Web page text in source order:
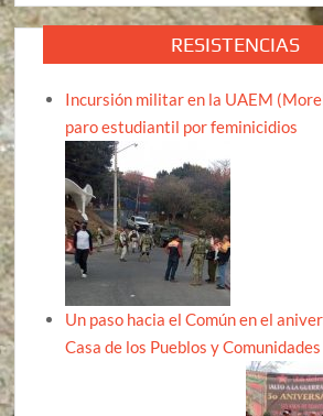
RESISTENCIAS
Incursión militar en la UAEM
paro estudiantil por feminicidios
Un paso hacia el Común en el
Casa de los Pueblos y